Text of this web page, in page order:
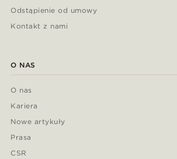
Odstąpienie od umowy
Kontakt z nami
O NAS
O nas
Kariera
Nowe artykuły
Prasa
CSR